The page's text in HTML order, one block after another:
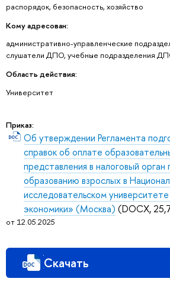
распорядок, безопасность, хозяйство
Кому адресован:
административно-управленческие
слушатели ДПО, учебные подразделения
Область действия:
Университет
Приказ:
Об утверждении Регламента
справок об оплате
представления в налоговый
образованию взрослых в
исследовательском
экономики» (Москва) (DOCX,
от 12.05.2025
Скачать